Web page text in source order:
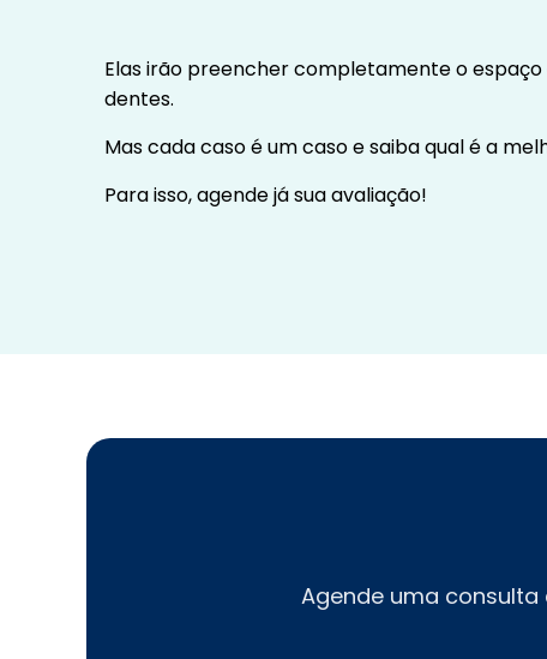
Elas irão preencher completamente o
dentes.
Mas cada caso é um caso e saiba qual é a
Para isso, agende já sua avaliação!
Agende uma